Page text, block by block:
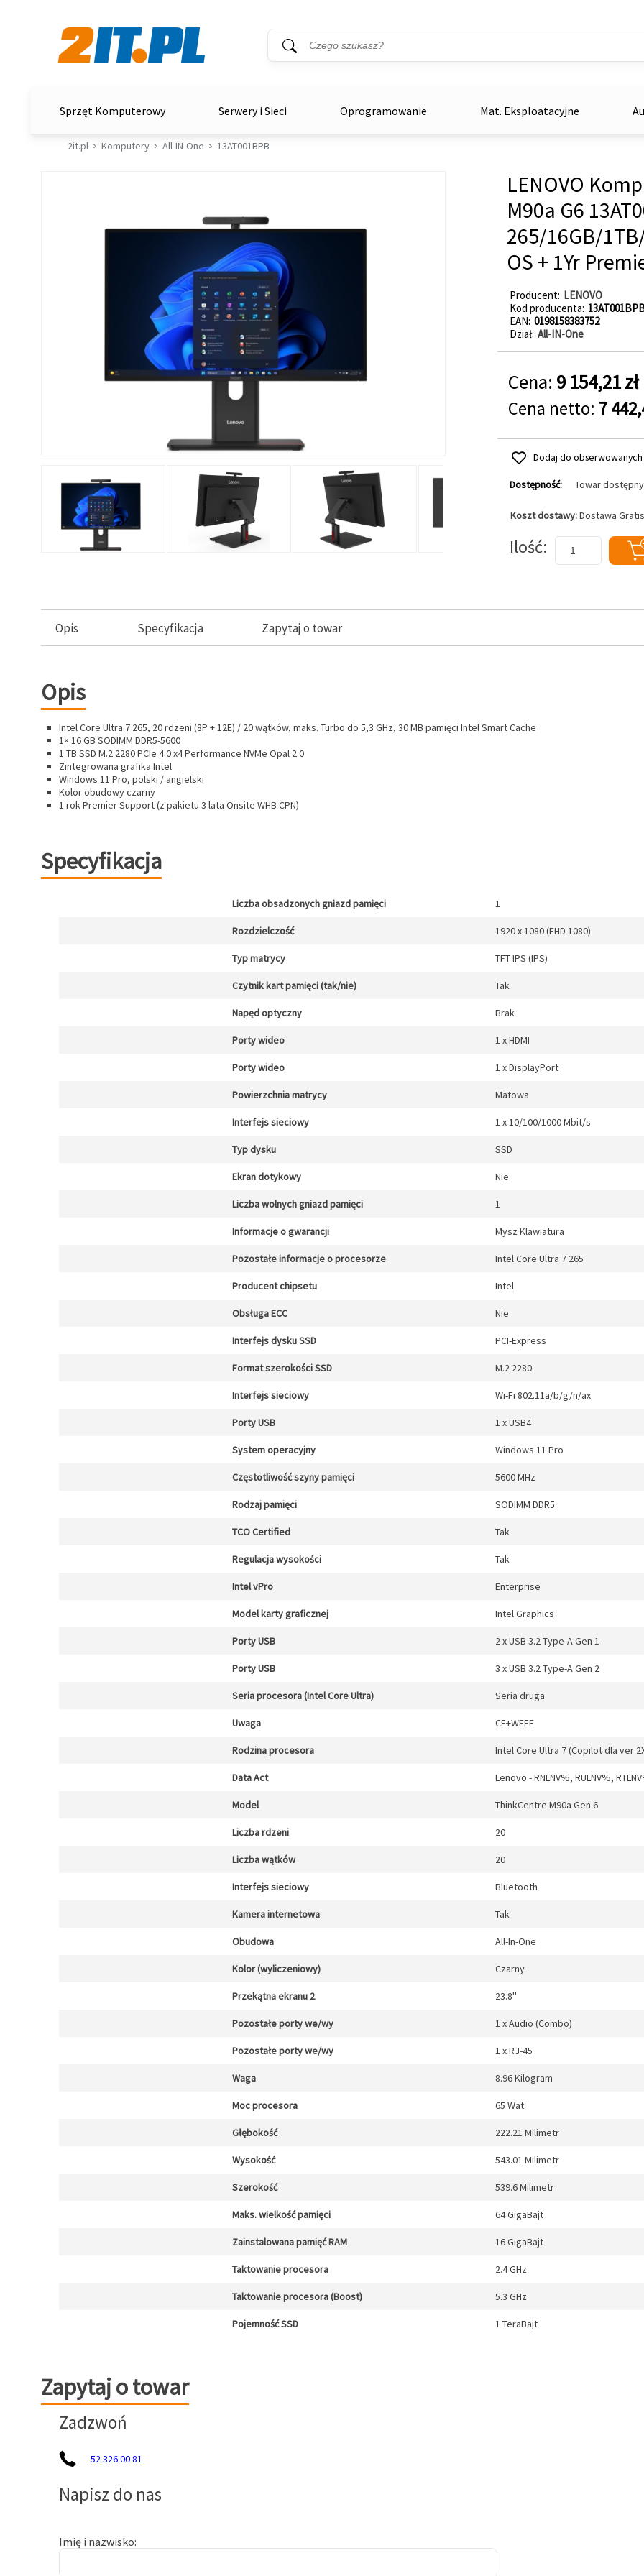
Wyszukiwarka
Słowo kluczowe
Sprzęt Komputerowy Serwery i Sieci Oprogramowanie Mat. Eksploatacyjne
2it.pl Komputery All-IN-One 13AT001BPB
LENOVO
M90a G6
265/16GB/
OS + 1Yr
Producent LENOVO
Kod producenta
EAN 0198158383752
Dział All-IN-One
Cena: 9 154,21 zł
Cena netto: 7
Dodaj do obserwowanych
Dostępność: Towar dostępny
Koszt dostawy:Dostawa Gratis
Ilość
Opis Specyfikacja Zapytaj o towar
Opis
Intel Core Ultra 7 265, 20 rdzeni (8P + 12E) / 20 wątków, maks. Turbo do 5,3 GHz, 30 MB pamięci Intel Smart Cache
1× 16 GB SODIMM DDR5-5600
1 TB SSD M.2 2280 PCIe 4.0 x4 Performance NVMe Opal 2.0
Zintegrowana grafika Intel
Windows 11 Pro, polski / angielski
Kolor obudowy czarny
1 rok Premier Support (z pakietu 3 lata Onsite WHB CPN)
Specyfikacja
Liczba obsadzonych gniazd pamięci 1
Rozdzielczość 1920 x 1080 (FHD 1080)
Typ matrycy TFT IPS (IPS)
Czytnik kart pamięci (tak/nie) Tak
Napęd optyczny Brak
Porty wideo 1 x HDMI
Porty wideo 1 x DisplayPort
Powierzchnia matrycy Matowa
Interfejs sieciowy 1 x 10/100/1000 Mbit/s
Typ dysku SSD
Ekran dotykowy Nie
Liczba wolnych gniazd pamięci 1
Informacje o gwarancji Mysz Klawiatura
Pozostałe informacje o procesorze Intel Core Ultra 7 265
Producent chipsetu Intel
Obsługa ECC Nie
Interfejs dysku SSD PCI-Express
Format szerokości SSD M.2 2280
Interfejs sieciowy Wi-Fi 802.11a/b/g/n/ax
Porty USB 1 x USB4
System operacyjny Windows 11 Pro
Częstotliwość szyny pamięci 5600 MHz
Rodzaj pamięci SODIMM DDR5
TCO Certified Tak
Regulacja wysokości Tak
Intel vPro Enterprise
Model karty graficznej Intel Graphics
Porty USB 2 x USB 3.2 Type-A Gen 1
Porty USB 3 x USB 3.2 Type-A Gen 2
Seria procesora (Intel Core Ultra) Seria druga
Uwaga CE+WEEE
Rodzina procesora Intel Core Ultra 7 (Copilot dla ver
Data Act Lenovo - RNLNV%, RULNV%,
Model ThinkCentre M90a Gen 6
Liczba rdzeni 20
Liczba wątków 20
Interfejs sieciowy Bluetooth
Kamera internetowa Tak
Obudowa All-In-One
Kolor (wyliczeniowy) Czarny
Przekątna ekranu 2 23.8''
Pozostałe porty we/wy 1 x Audio (Combo)
Pozostałe porty we/wy 1 x RJ-45
Waga 8.96 Kilogram
Moc procesora 65 Wat
Głębokość 222.21 Milimetr
Wysokość 543.01 Milimetr
Szerokość 539.6 Milimetr
Maks. wielkość pamięci 64 GigaBajt
Zainstalowana pamięć RAM 16 GigaBajt
Taktowanie procesora 2.4 GHz
Taktowanie procesora (Boost) 5.3 GHz
Pojemność SSD 1 TeraBajt
Zapytaj o towar
Zapytaj o towar
Zadzwoń
52 326 00 81
Napisz do nas
Imię i nazwisko